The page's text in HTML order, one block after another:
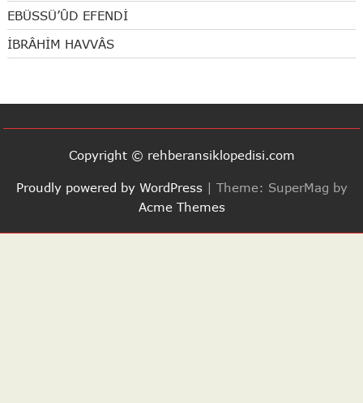
EBÜSSÜ’ÛD EFENDİ
İBRÂHİM HAVVÂS
Copyright © rehberansiklopedisi.com
Proudly powered by WordPress
Theme: SuperMag by
Acme Themes